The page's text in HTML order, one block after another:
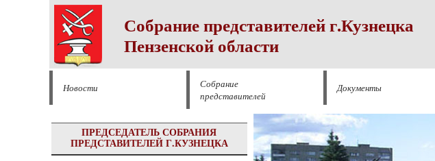
Собрание представителей г.Кузнецка
Пензенской области
Новости
Собрание
представителей
Документы
ПРЕДСЕДАТЕЛЬ СОБРАНИЯ
ПРЕДСТАВИТЕЛЕЙ Г.КУЗНЕЦКА